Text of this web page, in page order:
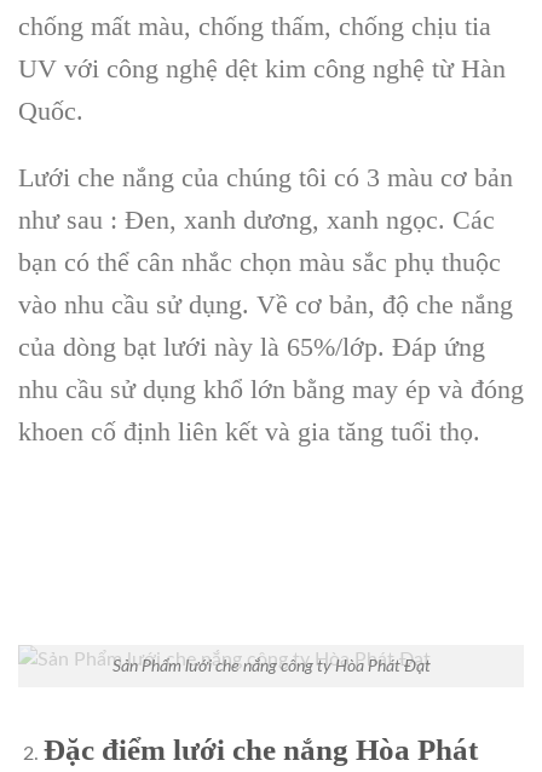
chống mất màu, chống thấm, chống chịu tia
UV với công nghệ dệt kim công nghệ từ Hàn
Quốc.
Lưới che nắng của chúng tôi có 3 màu cơ bản
như sau : Đen, xanh dương, xanh ngọc. Các
bạn có thể cân nhắc chọn màu sắc phụ thuộc
vào nhu cầu sử dụng. Về cơ bản, độ che nắng
của dòng bạt lưới này là 65%/lớp. Đáp ứng
nhu cầu sử dụng khổ lớn bằng may ép và đóng
khoen cố định liên kết và gia tăng tuổi thọ.
Sản Phẩm lưới che nắng công ty Hòa Phát Đạt
Đặc điểm lưới che nắng Hòa Phát